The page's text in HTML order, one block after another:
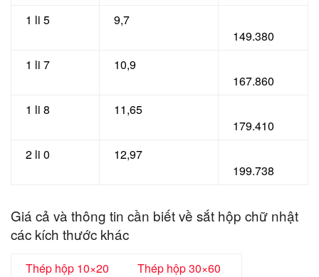
1 li 5
9,7
149.380
1 li 7
10,9
167.860
1 li 8
11,65
179.410
2 li 0
12,97
199.738
Giá cả và thông tin cần biết về sắt hộp chữ nhật
các kích thước khác
Thép hộp 10×20
Thép hộp 30×60